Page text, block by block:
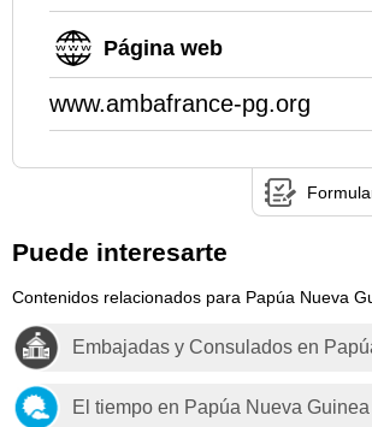
Página web
www.ambafrance-pg.org
Puede interesarte
Contenidos relacionados para Papúa Nueva
Embajadas y Consulados en
El tiempo en Papúa Nueva Guinea